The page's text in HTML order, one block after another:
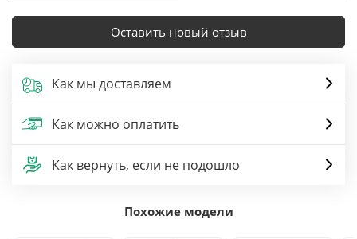
Оставить новый отзыв
Как мы доставляем
Как можно оплатить
Как вернуть, если не подошло
Похожие модели